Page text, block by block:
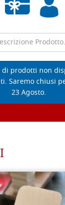
Wishlist
di prodotti non
Saremo chiusi
23 Agosto.